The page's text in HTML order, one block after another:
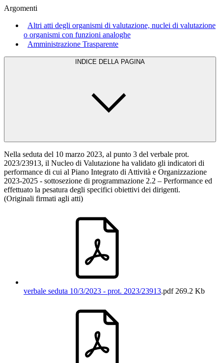
Argomenti
Altri atti degli organismi di valutazione, nuclei di valutazione
o organismi con funzioni analoghe
Amministrazione Trasparente
INDICE DELLA PAGINA
Nella seduta del 10 marzo 2023, al punto 3 del verbale prot.
2023/23913, il Nucleo di Valutazione ha validato gli indicatori di
performance di cui al Piano Integrato di Attività e Organizzazione
2023-2025 - sottosezione di programmazione 2.2 – Performance ed
effettuato la pesatura degli specifici obiettivi dei dirigenti.
(Originali firmati agli atti)
verbale seduta 10/3/2023 - prot. 2023/23913.pdf269.2 Kb